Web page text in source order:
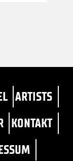
ARTISTS
KONTAKT